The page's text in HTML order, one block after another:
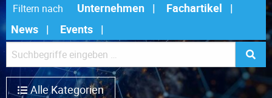
Filtern nach Unternehmen
Fachartikel
News
Events
Alle Kategorien